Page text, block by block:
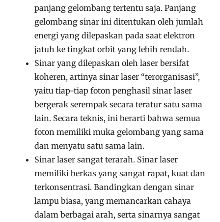
panjang gelombang tertentu saja. Panjang
gelombang sinar ini ditentukan oleh jumlah
energi yang dilepaskan pada saat elektron
jatuh ke tingkat orbit yang lebih rendah.
Sinar yang dilepaskan oleh laser bersifat
koheren, artinya sinar laser “terorganisasi”,
yaitu tiap-tiap foton penghasil sinar laser
bergerak serempak secara teratur satu sama
lain. Secara teknis, ini berarti bahwa semua
foton memiliki muka gelombang yang sama
dan menyatu satu sama lain.
Sinar laser sangat terarah. Sinar laser
memiliki berkas yang sangat rapat, kuat dan
terkonsentrasi. Bandingkan dengan sinar
lampu biasa, yang memancarkan cahaya
dalam berbagai arah, serta sinarnya sangat